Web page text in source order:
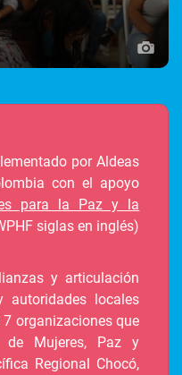
por Aldeas
con el apoyo
para la Paz y la
siglas en inglés)
y articulación
autoridades locales
organizaciones que
de Mujeres, Paz y
Regional Chocó,